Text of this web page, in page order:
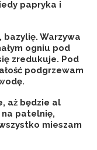
papryka i
bazylię. Warzywa
ogniu pod
zredukuje. Pod
podgrzewam
aż będzie al
patelnię,
mieszam